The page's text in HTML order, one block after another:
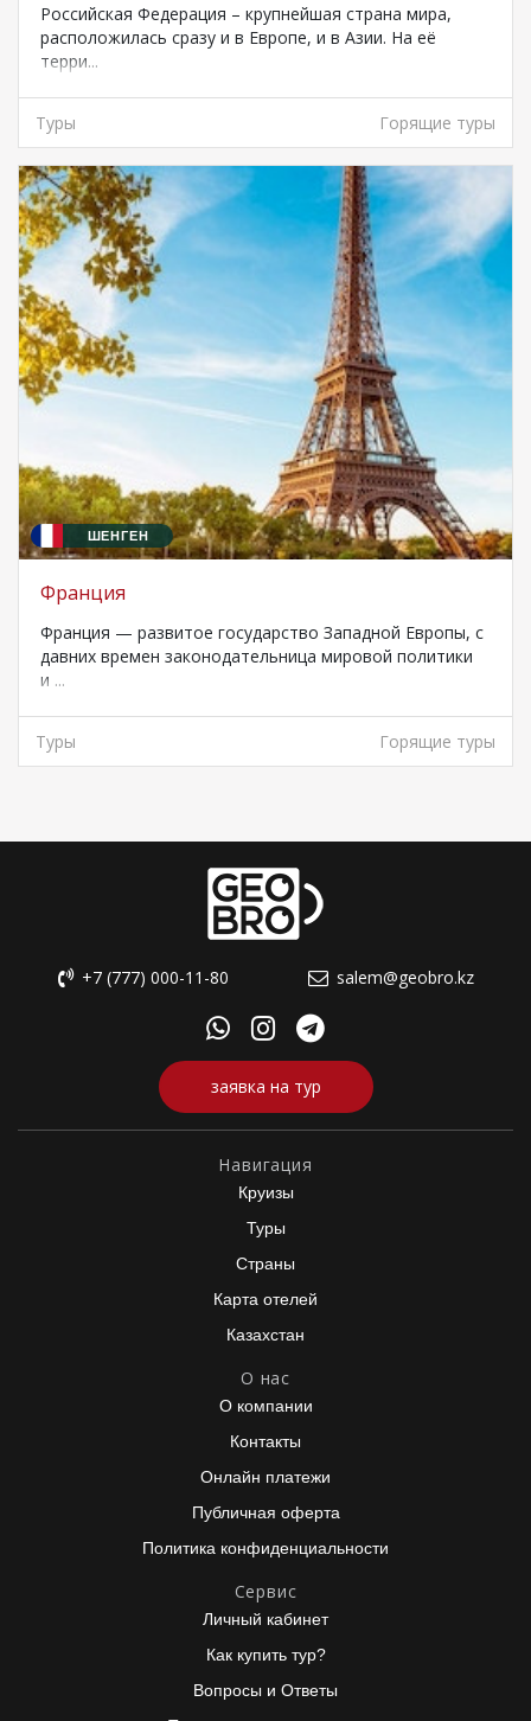
Российская Федерация – крупнейшая страна мира,
расположилась сразу и в Европе, и в Азии. На её
терри...
Туры Горящие туры
ШЕНГЕН
Франция
Франция — развитое государство Западной Европы, с
давних времен законодательница мировой политики
и ...
Туры Горящие туры
+7 (777) 000-11-80 salem@geobro.kz
заявка на тур
Навигация
Круизы
Туры
Страны
Карта отелей
Казахстан
О нас
О компании
Контакты
Онлайн платежи
Публичная оферта
Политика конфиденциальности
Сервис
Личный кабинет
Как купить тур?
Вопросы и Ответы